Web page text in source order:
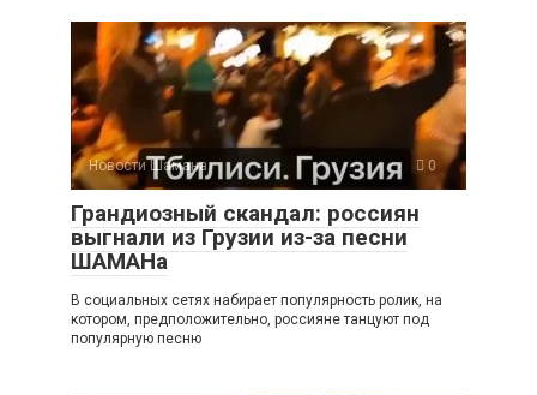
Новости Шамана 0
Грандиозный скандал: россиян
выгнали из Грузии из-за песни
ШАМАНа
В социальных сетях набирает популярность ролик, на
котором, предположительно, россияне танцуют под
популярную песню